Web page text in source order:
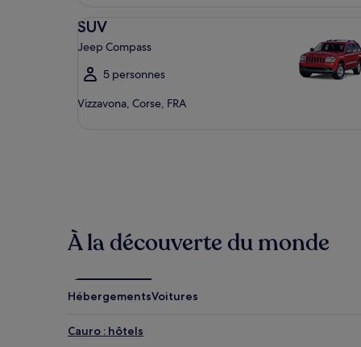
SUV
Jeep Compass
5 personnes
Vizzavona, Corse, FRA
À la découverte du monde
HébergementsVoitures
Cauro : hôtels